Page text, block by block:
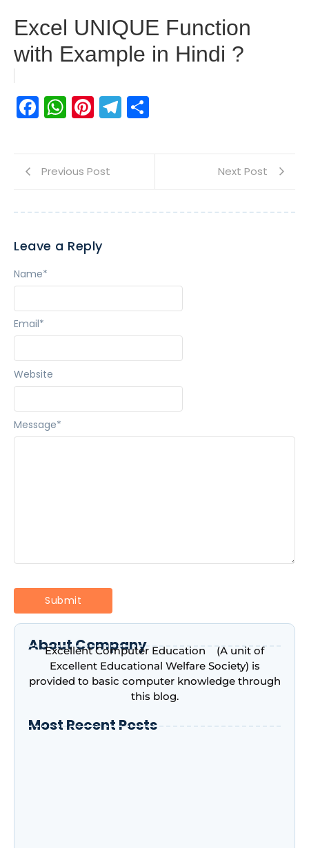
Excel UNIQUE Function
with Example in Hindi ?
Facebook
WhatsApp
Pinterest
Telegram
Previous Post Next Post
Leave a Reply
Message*
Name*
Email*
Website
About Company
Excellent Computer Education (A unit of
Excellent Educational Welfare Society) is
provided to basic computer knowledge through
this blog.
Most Recent Posts